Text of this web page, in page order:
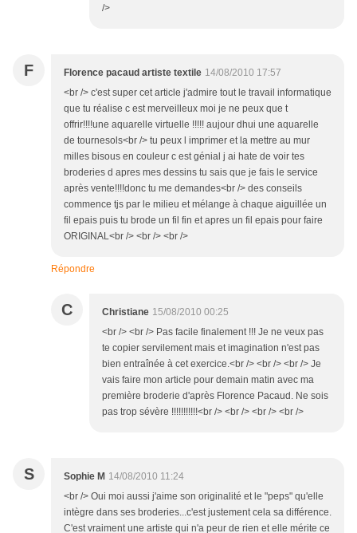
/>
F Florence pacaud artiste textile 14/08/2010 17:57
<br /> c'est super cet article j'admire tout le travail informatique
que tu réalise c est merveilleux moi je ne peux que t
offrir!!!!une aquarelle virtuelle !!!!! aujour dhui une aquarelle
de tournesols<br /> tu peux l imprimer et la mettre au mur
milles bisous en couleur c est génial j ai hate de voir tes
broderies d apres mes dessins tu sais que je fais le service
après vente!!!!donc tu me demandes<br /> des conseils
commence tjs par le milieu et mélange à chaque aiguillée un
fil epais puis tu brode un fil fin et apres un fil epais pour faire
ORIGINAL<br /> <br /> <br />
Répondre
C Christiane 15/08/2010 00:25
<br /> <br /> Pas facile finalement !!! Je ne veux pas
te copier servilement mais et imagination n'est pas
bien entraînée à cet exercice.<br /> <br /> <br /> Je
vais faire mon article pour demain matin avec ma
première broderie d'après Florence Pacaud. Ne sois
pas trop sévère !!!!!!!!!!!<br /> <br /> <br /> <br />
S Sophie M 14/08/2010 11:24
<br /> Oui moi aussi j'aime son originalité et le "peps" qu'elle
intègre dans ses broderies...c'est justement cela sa différence.
C'est vraiment une artiste qui n'a peur de rien et elle mérite ce